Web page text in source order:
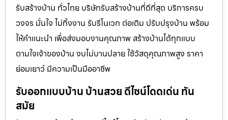
รับสร้างบ้าน ทั่วไทย บริษัทรับสร้างบ้านที่ดีที่สุด บริการครบ
วงจร มั่นใจ ไม่ทิ้งงาน รับรีโนเวท ต่อเติม ปรับปรุงบ้าน พร้อม
ให้คำแนะนำ เพื่อส่งมอบงานคุณภาพ สร้างบ้านได้ทุกแบบ
ตามใจเจ้าของบ้าน งบไม่บานปลาย ใช้วัสดุคุณภาพสูง ราคา
ย่อมเยาว์ มีความเป็นมืออาชีพ
รับออกแบบบ้าน บ้านสวย ดีไซน์โดดเด่น ทัน
สมัย